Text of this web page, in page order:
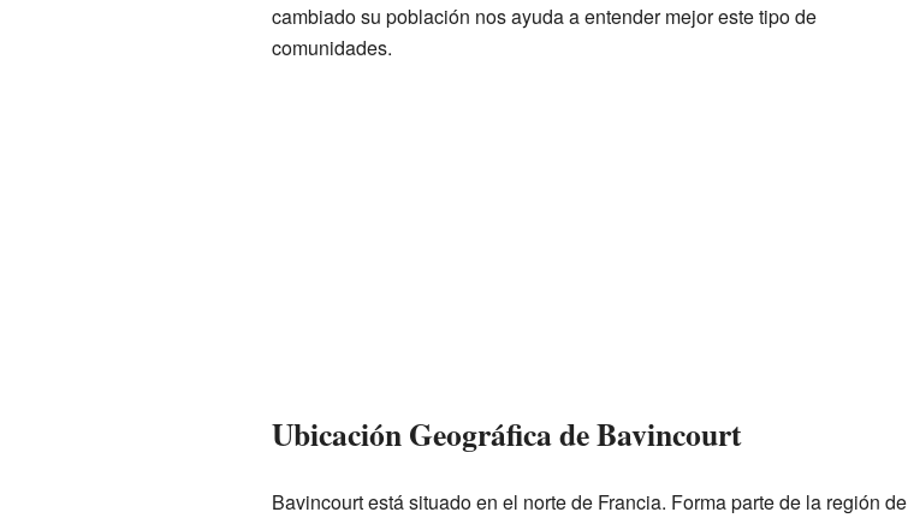
cambiado su población nos ayuda a entender mejor este tipo de
comunidades.
Ubicación Geográfica de Bavincourt
Bavincourt está situado en el norte de Francia. Forma parte de la región de